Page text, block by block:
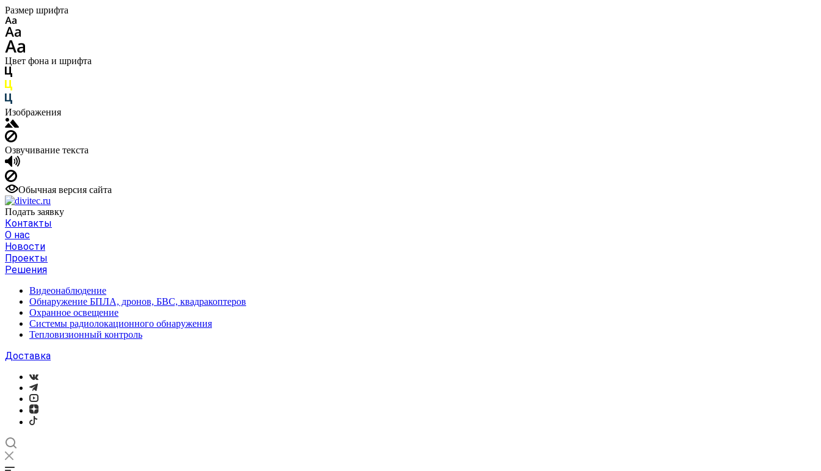
Размер шрифта
Цвет фона и шрифта
Изображения
Озвучивание текста
Обычная версия сайта
Подать заявку
Контакты
О нас
Новости
Проекты
Решения
Видеонаблюдение
Обнаружение БПЛА, дронов, БВС, квадракоптеров
Охранное освещение
Системы радиолокационного обнаружения
Тепловизионный контроль
Доставка